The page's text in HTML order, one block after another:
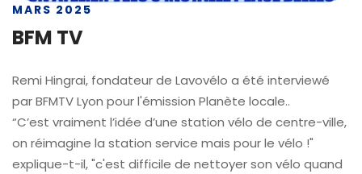
MARS 2025
BFM TV
Remi Hingrai, fondateur de Lavovélo a été interviewé
par BFMTV Lyon pour l'émission Planète locale..
“C’est vraiment l’idée d’une station vélo de centre-ville,
on réimagine la station service mais pour le vélo !"
explique-t-il, "c'est difficile de nettoyer son vélo quand